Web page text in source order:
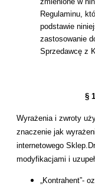
Regulaminu,
podstawie
zastosowanie
Sprzedawcę z
§
Wyrażenia i zwroty
znaczenie jak
internetowego
modyfikacjami i
„Kontrahent”-